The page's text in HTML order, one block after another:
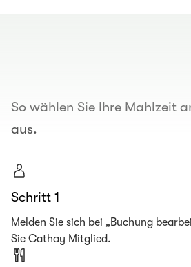
So wählen Sie Ihre Mahlzeit
aus.
Schritt 1
Melden Sie sich bei „Buchung
Sie Cathay Mitglied.